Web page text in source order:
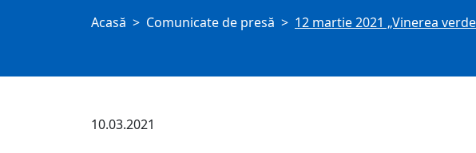
Acasă Comunicate de presă 12 martie 2021 „Vinerea
10.03.2021